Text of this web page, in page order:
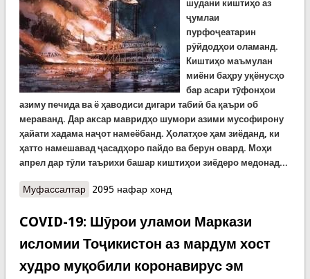
шудани киштиҳо аз
ҷумлаи
пурфоҷеатарин
рӯйдодҳои оламанд.
Киштиҳо маъмулан
миёни баҳру уқёнусҳо
бар асари тӯфонҳои
азиму печида ва ё ҳаводиси дигари табиӣ ба қаъри об
мераванд. Дар аксар мавридҳо шумори азими мусофирону
ҳайати хадама наҷот намеёбанд. Ҳолатҳое ҳам зиёданд, ки
ҳатто намешавад ҷасадҳоро пайдо ва берун овард. Моҳи
апрел дар тӯли таърихи башар киштиҳои зиёдеро медонад...
Муфассалтаро Садамаи киштиҳо дар моҳи апрел
2095 нафар хонд
COVID-19: Шӯрои уламои Маркази
исломии Тоҷикистон аз мардум хост
худро муқобили коронавирус эм